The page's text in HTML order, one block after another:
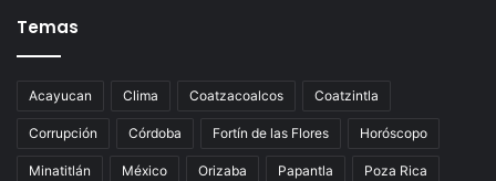
Temas
Acayucan Clima Coatzacoalcos Coatzintla
Corrupción Córdoba Fortín de las Flores Horóscopo
Minatitlán México Orizaba Papantla Poza Rica